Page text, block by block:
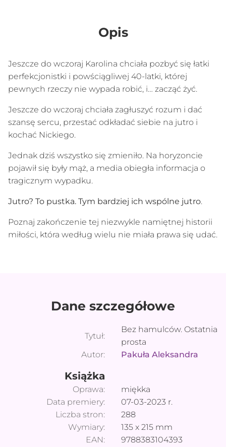
Opis
Jeszcze do wczoraj Karolina chciała pozbyć się łatki
perfekcjonistki i powściągliwej 40-latki, której
pewnych rzeczy nie wypada robić, i… zacząć żyć.
Jeszcze do wczoraj chciała zagłuszyć rozum i dać
szansę sercu, przestać odkładać siebie na jutro i
kochać Nickiego.
Jednak dziś wszystko się zmieniło. Na horyzoncie
pojawił się były mąż, a media obiegła informacja o
tragicznym wypadku.
Jutro? To pustka. Tym bardziej ich wspólne jutro.
Poznaj zakończenie tej niezwykle namiętnej historii
miłości, która według wielu nie miała prawa się udać.
Dane szczegółowe
Tytuł:
Bez hamulców. Ostatnia
prosta
Autor:
Pakuła Aleksandra
Książka
Oprawa:
miękka
Data premiery:
07-03-2023 r.
Liczba stron:
288
Wymiary:
135 x 215 mm
EAN:
9788383104393